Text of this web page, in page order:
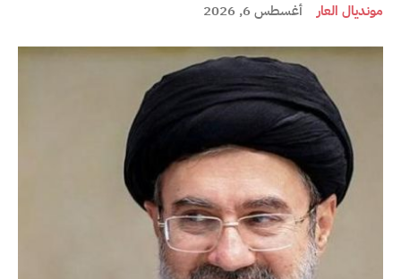
مونديال العار أغسطس 6, 2026